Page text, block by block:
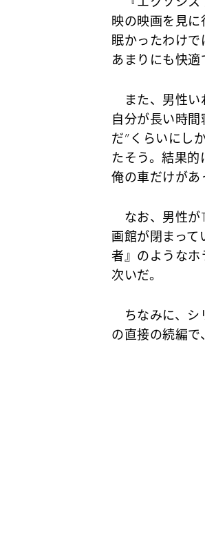
映の映画を見
眠かったわけ
あまりにも快適
また、男性い
自分が長い時
だ”くらいにし
たそう。結果
俺の車だけがあ
なお、男性が
画館が閉まっ
者』のような
次いだ。
ちなみに、シ
の直接の続編で